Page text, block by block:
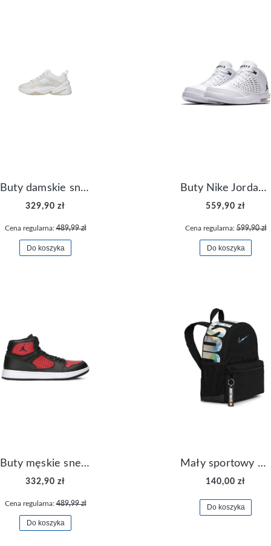
Buty damskie sneakersy Nike M2K Tekno AO3108-006
329,90 zł
Cena regularna:489,99 zł
Do koszyka
Buty Nike Jordan Flight Origin 4 921196-100
559,90 zł
Cena regularna:599,90 zł
Do koszyka
Buty męskie sneakersy Jordan Access AR3762-006
332,90 zł
Cena regularna:489,99 zł
Do koszyka
Mały sportowy plecak plecaczek Nike Brasilia JDI DR6091-017
140,00 zł
Do koszyka